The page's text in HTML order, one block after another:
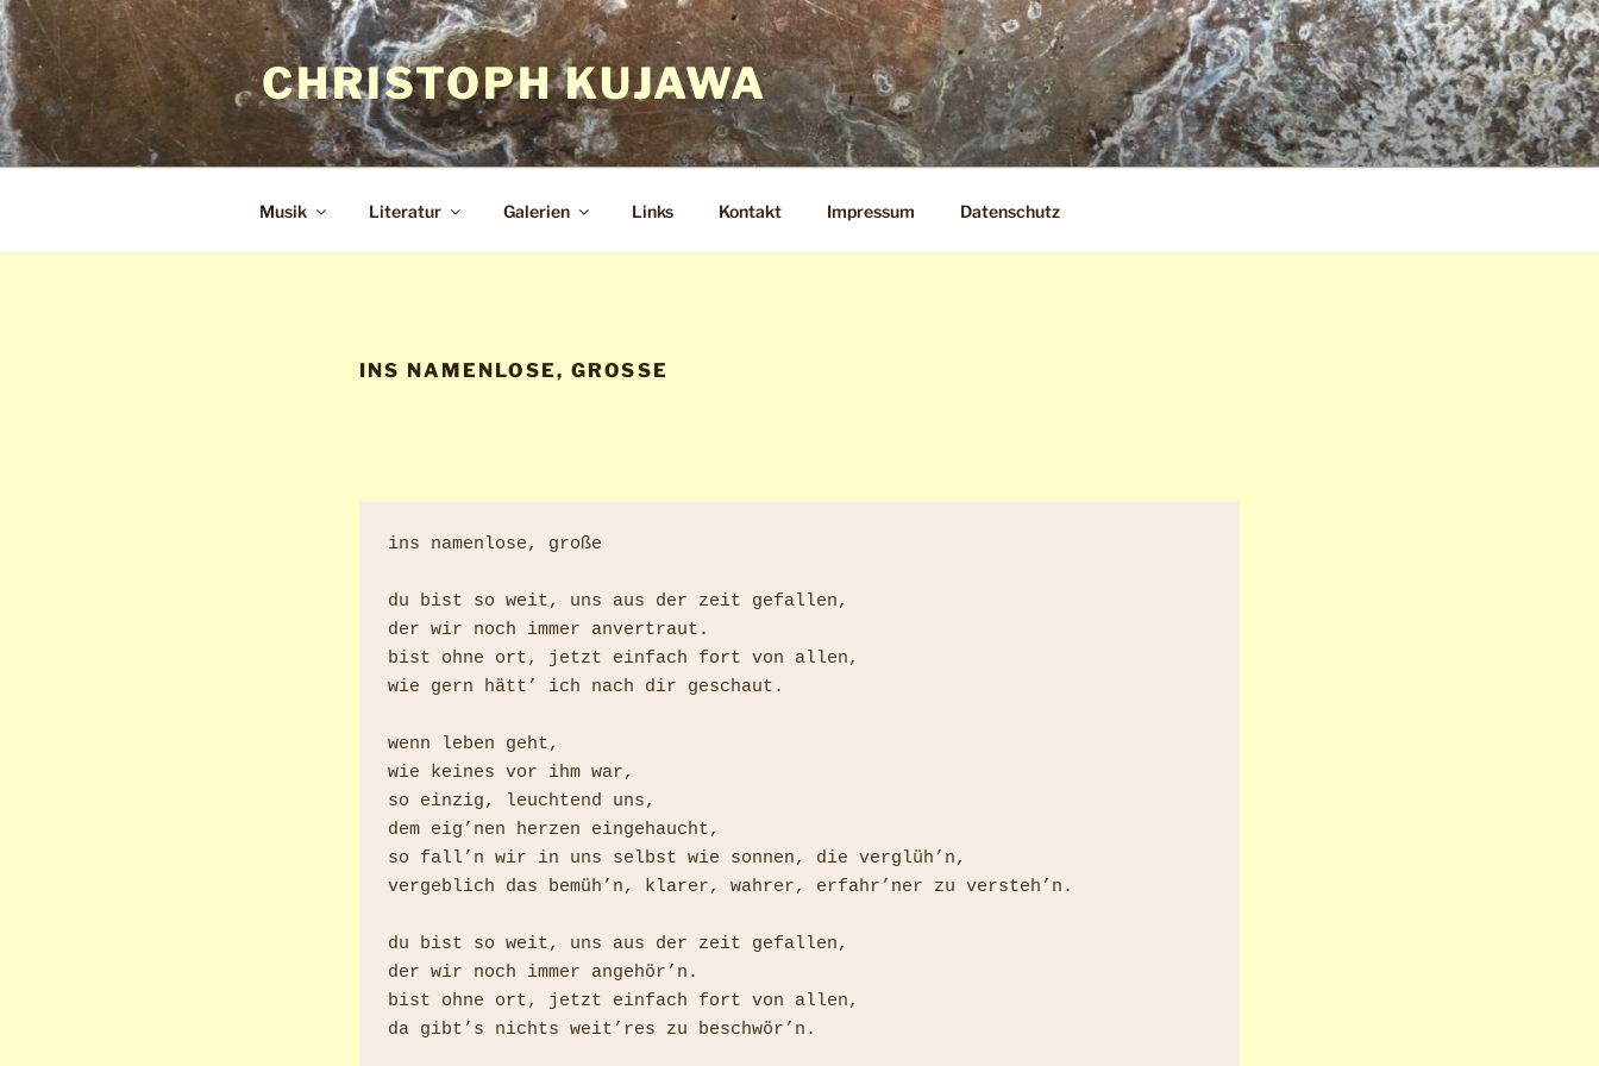
Zum
Inhalt
springen
CHRISTOPH KUJAWA
Musik Literatur Galerien Links Kontakt Impressum Datenschutz
INS NAMENLOSE, GROSSE
ins namenlose, große
du bist so weit, uns aus der zeit gefallen,
der wir noch immer anvertraut.
bist ohne ort, jetzt einfach fort von allen,
wie gern hätt’ ich nach dir geschaut.
wenn leben geht,
wie keines vor ihm war,
so einzig, leuchtend uns,
dem eig’nen herzen eingehaucht,
so fall’n wir in uns selbst wie sonnen, die verglüh’n,
vergeblich das bemüh’n, klarer, wahrer, erfahr’ner zu versteh’n.
du bist so weit, uns aus der zeit gefallen,
der wir noch immer angehör’n.
bist ohne ort, jetzt einfach fort von allen,
da gibt’s nichts weit’res zu beschwör’n.